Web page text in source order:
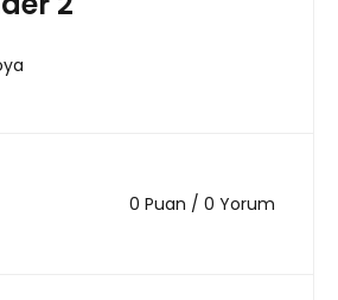
0 Puan / 0 Yorum